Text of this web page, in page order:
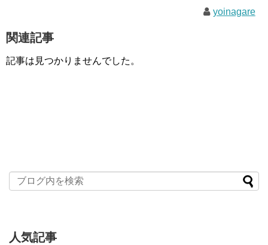
yoinagare
関連記事
記事は見つかりませんでした。
人気記事